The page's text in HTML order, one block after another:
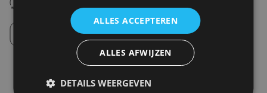
Nooit meer spijt van krijgen
Click en Collect
Afhalen in de winkel tussen 10u-18u.
ALLES ACCEPTEREN
ALLES AFWIJZEN
DETAILS WEERGEVEN